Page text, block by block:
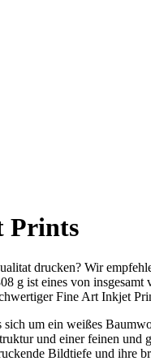
Prints
drucken? Wir
g ist eines von
Fine Art Inkjet
um ein weißes
und einer feinen und
Bildtiefe und ihre